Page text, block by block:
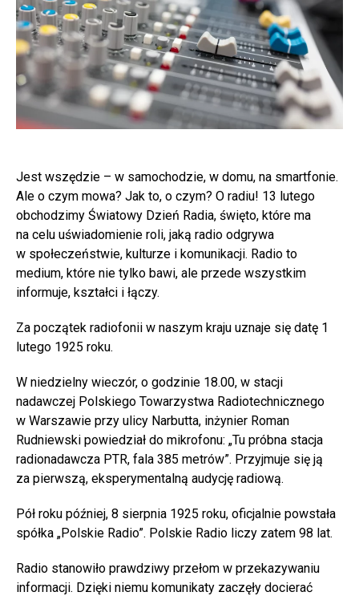
Jest wszędzie – w samochodzie, w domu, na smartfonie.
Ale o czym mowa? Jak to, o czym? O radiu! 13 lutego
obchodzimy Światowy Dzień Radia, święto, które ma
na celu uświadomienie roli, jaką radio odgrywa
w społeczeństwie, kulturze i komunikacji. Radio to
medium, które nie tylko bawi, ale przede wszystkim
informuje, kształci i łączy.
Za początek radiofonii w naszym kraju uznaje się datę 1
lutego 1925 roku.
W niedzielny wieczór, o godzinie 18.00, w stacji
nadawczej Polskiego Towarzystwa Radiotechnicznego
w Warszawie przy ulicy Narbutta, inżynier Roman
Rudniewski powiedział do mikrofonu: „Tu próbna stacja
radionadawcza PTR, fala 385 metrów”. Przyjmuje się ją
za pierwszą, eksperymentalną audycję radiową.
Pół roku później, 8 sierpnia 1925 roku, oficjalnie powstała
spółka „Polskie Radio”. Polskie Radio liczy zatem 98 lat.
Radio stanowiło prawdziwy przełom w przekazywaniu
informacji. Dzięki niemu komunikaty zaczęły docierać